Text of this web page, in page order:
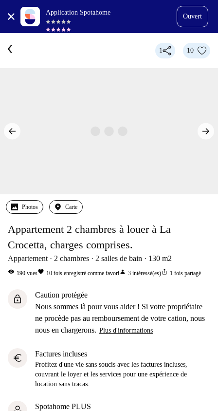
Application Spotahome
Ouvert
1 10
Photos Carte
Appartement 2 chambres à louer à La
Crocetta, charges comprises.
Appartement 2 chambres 2 salles de bain 130 m2
visibility 190 vuesfavorite 10 fois enregistré comme favoriperson 3 intéressé(es)ios_share 1 fois partagé
lock
Caution protégée
Nous sommes là pour vous aider ! Si votre propriétaire
ne procède pas au remboursement de votre cation, nous
nous en chargerons. Plus d'informations
euro Factures incluses
Profitez d'une vie sans soucis avec les factures incluses,
couvrant le loyer et les services pour une expérience de
location sans tracas.
Spotahome PLUS